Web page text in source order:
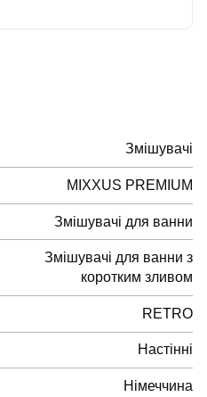
Змішувачі
MIXXUS PREMIUM
Змішувачі для ванни
Змішувачі для ванни з
коротким зливом
RETRO
Настінні
Німеччина